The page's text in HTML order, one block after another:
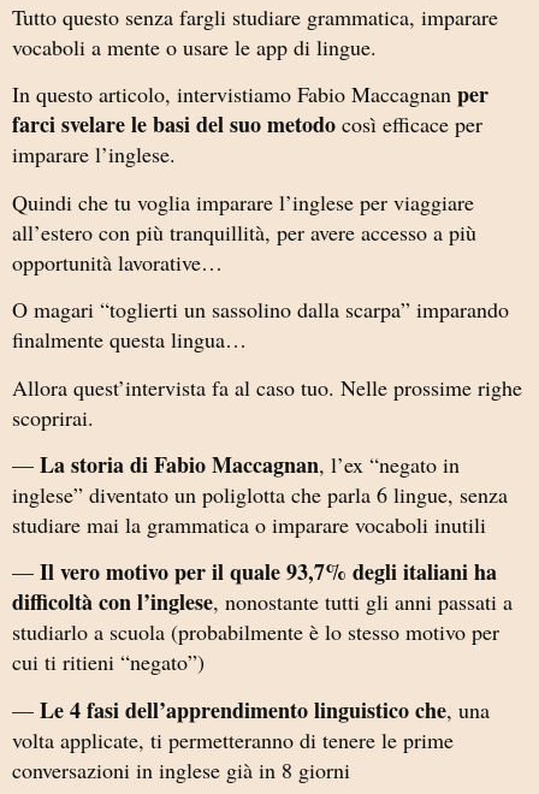
Tutto questo senza fargli studiare grammatica, imparare
vocaboli a mente o usare le app di lingue.
In questo articolo, intervistiamo Fabio Maccagnan per
farci svelare le basi del suo metodo così efficace per
imparare l’inglese.
Quindi che tu voglia imparare l’inglese per viaggiare
all’estero con più tranquillità, per avere accesso a più
opportunità lavorative…
O magari “toglierti un sassolino dalla scarpa” imparando
finalmente questa lingua…
Allora quest’intervista fa al caso tuo. Nelle prossime righe
scoprirai.
— La storia di Fabio Maccagnan, l’ex “negato in
inglese” diventato un poliglotta che parla 6 lingue, senza
studiare mai la grammatica o imparare vocaboli inutili
— Il vero motivo per il quale 93,7% degli italiani ha
difficoltà con l’inglese, nonostante tutti gli anni passati a
studiarlo a scuola (probabilmente è lo stesso motivo per
cui ti ritieni “negato”)
— Le 4 fasi dell’apprendimento linguistico che, una
volta applicate, ti permetteranno di tenere le prime
conversazioni in inglese già in 8 giorni